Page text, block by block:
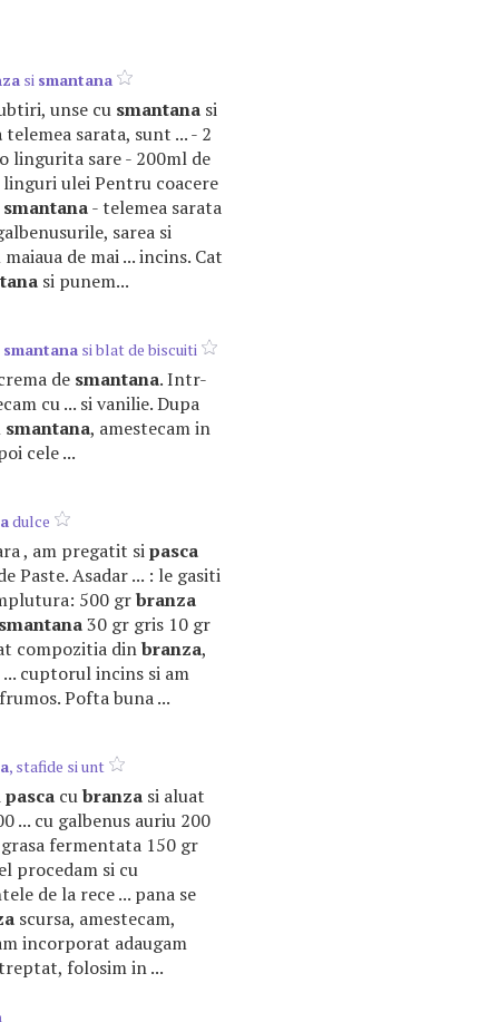
si smantana
unse cu smantana si
telemea sarata, sunt ... - 2
lingurita sare - 200ml de
ulei Pentru coacere
smantana- telemea sarata
sarea si
de mai ... incins. Cat
si punem...
smantana si blat de biscuiti
de smantana. Intr-
cu ... si vanilie. Dupa
smantana, amestecam in
cele ...
dulce
, am pregatit sipasca
Paste. Asadar ... : le gasiti
500 grbranza
30 gr gris 10 gr
compozitia dinbranza,
cuptorul incins si am
Pofta buna ...
, stafide si unt
pasca cubranza si aluat
... cu galbenus auriu 200
fermentata 150 gr
procedam si cu
de la rece ... pana se
scursa, amestecam,
incorporat adaugam
folosim in ...